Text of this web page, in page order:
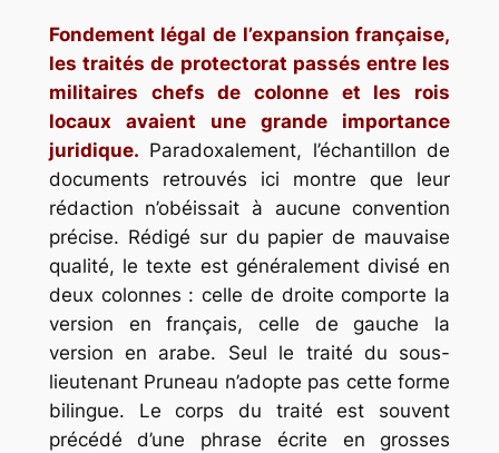
Fondement légal de l’expansion française,
les traités de protectorat passés entre les
militaires chefs de colonne et les rois
locaux avaient une grande importance
juridique. Paradoxalement, l’échantillon de
documents retrouvés ici montre que leur
rédaction n’obéissait à aucune convention
précise. Rédigé sur du papier de mauvaise
qualité, le texte est généralement divisé en
deux colonnes : celle de droite comporte la
version en français, celle de gauche la
version en arabe. Seul le traité du sous-
lieutenant Pruneau n’adopte pas cette forme
bilingue. Le corps du traité est souvent
précédé d’une phrase écrite en grosses